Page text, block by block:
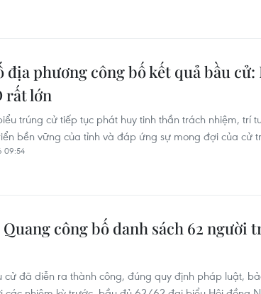
địa phương công bố kết quả bầu
rất lớn
trúng cử tiếp tục phát huy tinh thần trách nhiệm, trí
bền vững của tỉnh và đáp ứng sự mong đợi của cử
09:54
Quang công bố danh sách 62
cử đã diễn ra thành công, đúng quy định pháp luật,